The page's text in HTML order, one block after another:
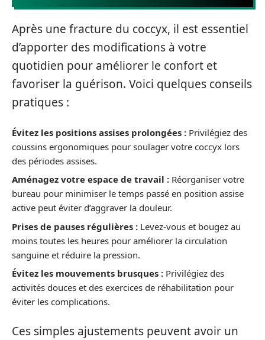
Après une fracture du coccyx, il est essentiel
d’apporter des modifications à votre
quotidien pour améliorer le confort et
favoriser la guérison. Voici quelques conseils
pratiques :
Évitez les positions assises prolongées : Privilégiez des
coussins ergonomiques pour soulager votre coccyx lors
des périodes assises.
Aménagez votre espace de travail : Réorganiser votre
bureau pour minimiser le temps passé en position assise
active peut éviter d’aggraver la douleur.
Prises de pauses régulières : Levez-vous et bougez au
moins toutes les heures pour améliorer la circulation
sanguine et réduire la pression.
Évitez les mouvements brusques : Privilégiez des
activités douces et des exercices de réhabilitation pour
éviter les complications.
Ces simples ajustements peuvent avoir un